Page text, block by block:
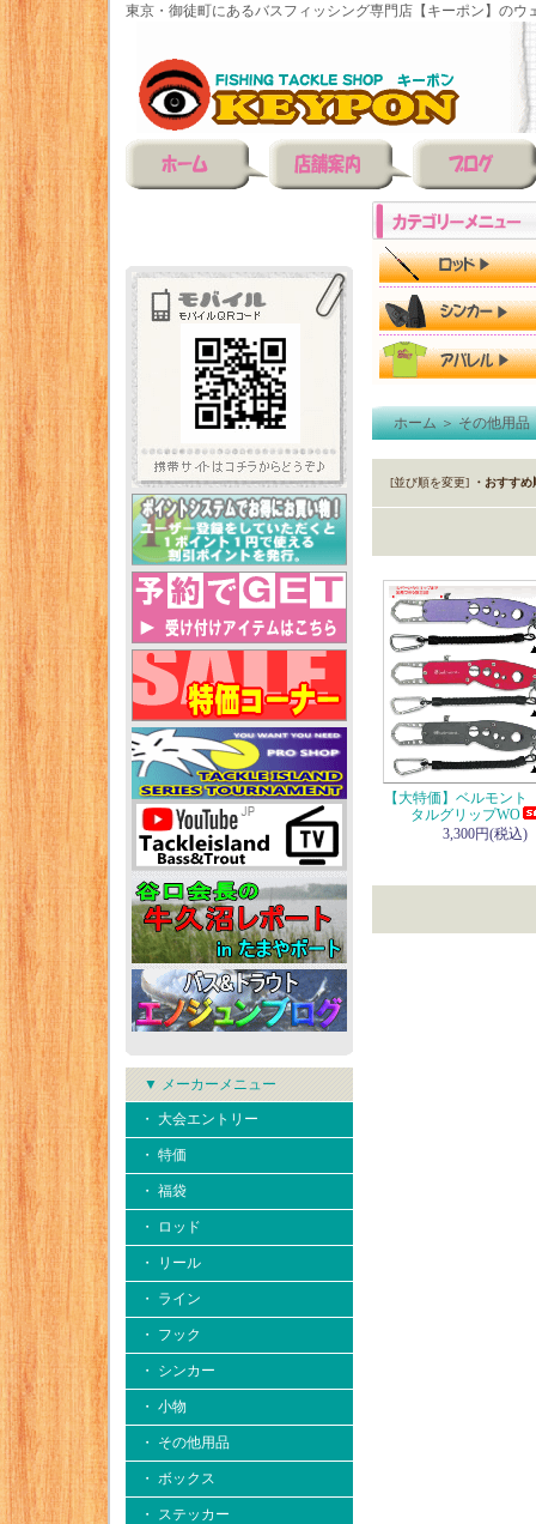
東京・御徒町にあるバスフィッシング専門店【キーポン】のウ
▼ メーカーメニュー
・ 大会エントリー
・ 特価
・ 福袋
・ ロッド
・ リール
・ ライン
・ フック
・ シンカー
・ 小物
・ その他用品
・ ボックス
・ ステッカー
ホーム＞その他用品
[並び順を変更] ・おすすめ
【大特価】ベルモン
タルグリップWO
3,300円(税込)